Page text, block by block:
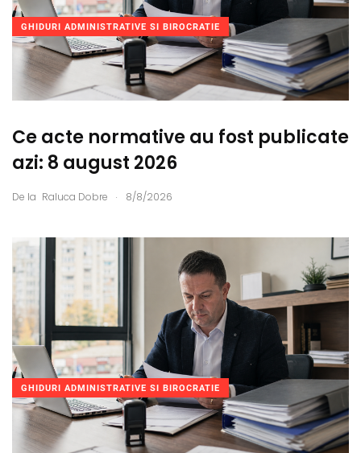
GHIDURI ADMINISTRATIVE SI BIROCRATIE
Ce acte normative au fost publicate
azi: 8 august 2026
De la Raluca Dobre . 8/8/2026
GHIDURI ADMINISTRATIVE SI BIROCRATIE